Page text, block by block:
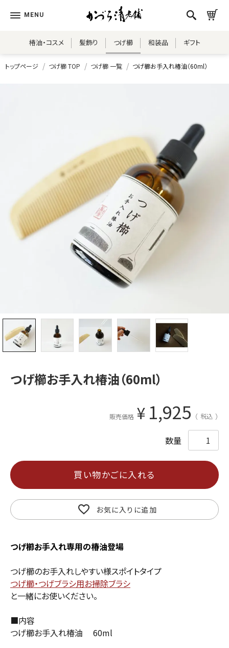
椿油・コスメ 髪飾り つげ櫛 和装品 ギフト
トップページ つげ櫛 TOP つげ櫛 一覧 つげ櫛お手入れ椿油（60ml）
つげ櫛お手入れ椿油（60ml）
販売価格 ¥ 1,925 税込
お気に入りに追加
買い物かごに入れる
つげ櫛お手入れ専用の椿油登場
つげ櫛のお手入れしやすい様スポイトタイプ
つげ櫛・つげブラシ用お掃除ブラシ
と一緒にお使いください。
■内容
つげ櫛お手入れ椿油 60ml